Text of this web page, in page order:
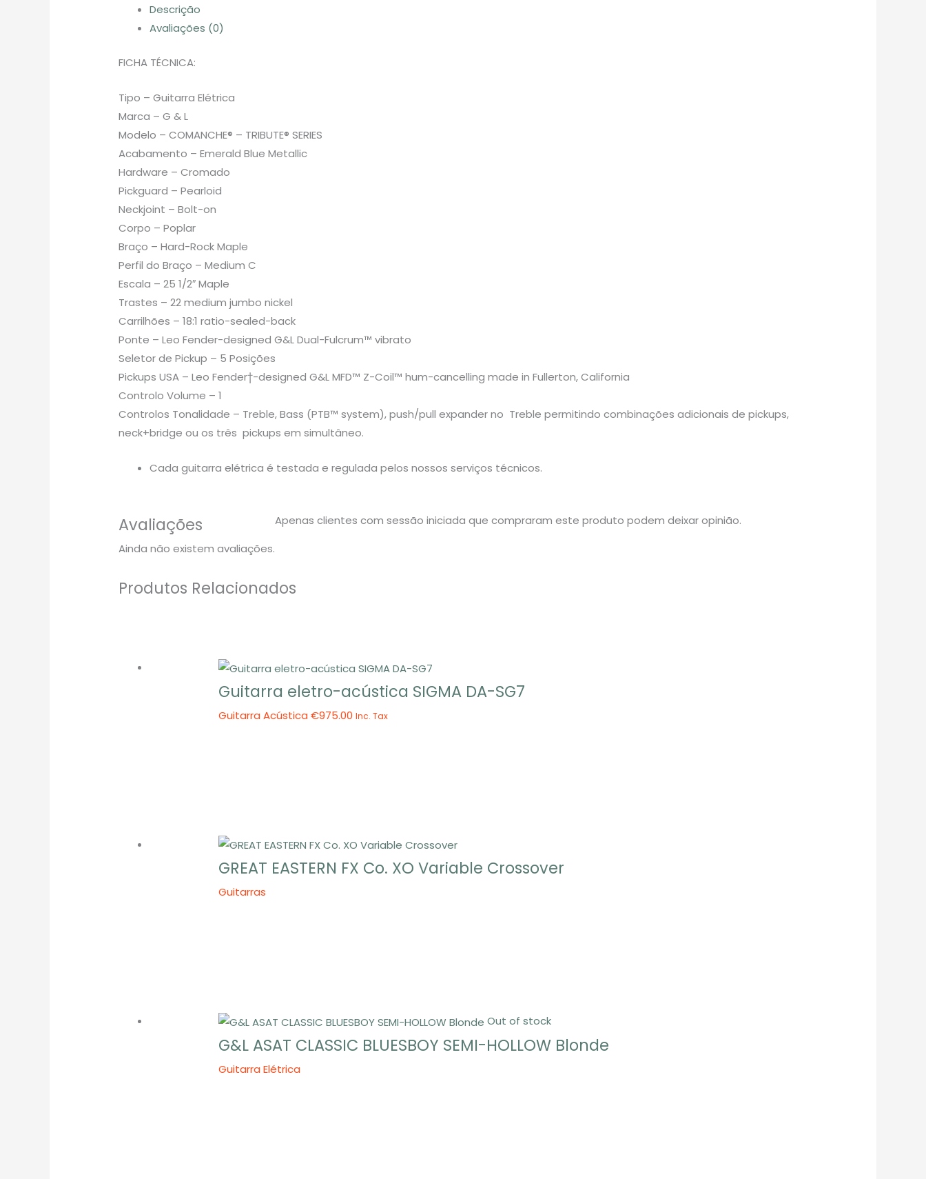
Descrição
Avaliações (0)
FICHA TÉCNICA:
Tipo – Guitarra Elétrica
Marca – G & L
Modelo – COMANCHE® – TRIBUTE® SERIES
Acabamento – Emerald Blue Metallic
Hardware – Cromado
Pickguard – Pearloid
Neckjoint – Bolt-on
Corpo – Poplar
Braço – Hard-Rock Maple
Perfil do Braço – Medium C
Escala – 25 1/2″ Maple
Trastes – 22 medium jumbo nickel
Carrilhões – 18:1 ratio-sealed-back
Ponte – Leo Fender-designed G&L Dual-Fulcrum™ vibrato
Seletor de Pickup – 5 Posições
Pickups USA – Leo Fender†-designed G&L MFD™ Z-Coil™ hum-cancelling made in Fullerton, California
Controlo Volume – 1
Controlos Tonalidade – Treble, Bass (PTB™ system), push/pull expander no Treble permitindo combinações adicionais de pickups,
neck+bridge ou os três pickups em simultâneo.
Cada guitarra elétrica é testada e regulada pelos nossos serviços técnicos.
Avaliações
Ainda não existem avaliações.
Apenas clientes com sessão iniciada que compraram este produto podem deixar opinião.
Produtos Relacionados
Guitarra eletro-acústica SIGMA DA-SG7
Guitarra Acústica€975.00 Inc. Tax
GREAT EASTERN FX Co. XO Variable Crossover
Guitarras
Out of stock
G&L ASAT CLASSIC BLUESBOY SEMI-HOLLOW Blonde
Guitarra Elétrica